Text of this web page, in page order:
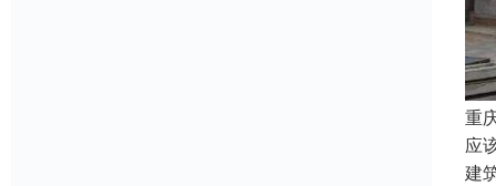
重
应
建